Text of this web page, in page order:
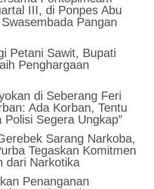
III, di Ponpes Abu
Pangan
Petani Sawit, Bupati
Penghargaan
di Seberang Feri
Ada Korban, Tentu
Segera Ungkap”
Sarang Narkoba,
Tegaskan Komitmen
dari Narkotika
Penanganan